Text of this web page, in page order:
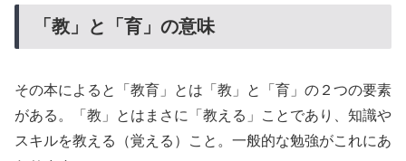
「教」と「育」の意味
その本によると「教育」とは「教」と「育」の２つの要素
がある。「教」とはまさに「教える」ことであり、知識や
スキルを教える（覚える）こと。一般的な勉強がこれにあ